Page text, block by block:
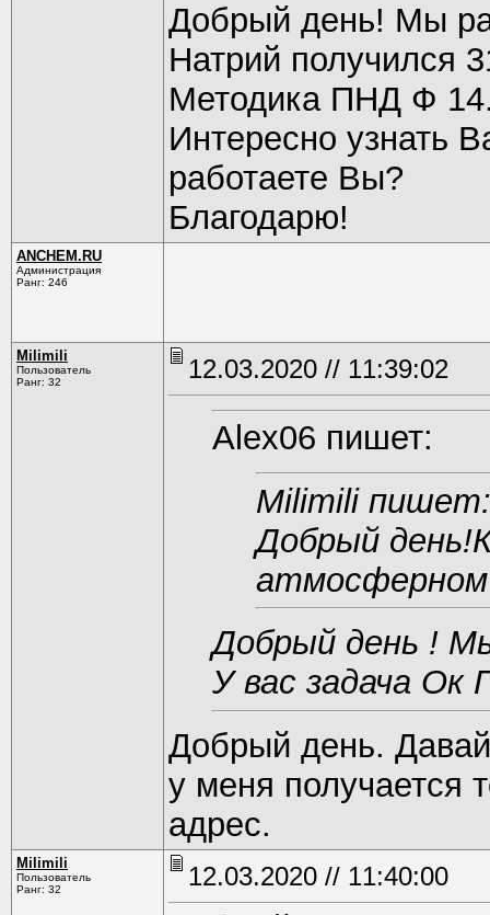
Добрый день! Мы
Натрий получился
Методика ПНД Ф
Интересно узнать
работаете Вы?
Благодарю!
ANCHEM.RU
Администрация
Ранг: 246
Milimili
Пользователь
Ранг: 32
12.03.2020 // 11:39:02
Alex06 пишет:
Milimili пишет:
Добрый
атмосферном
Добрый день !
У вас задача Ок
Добрый день.
у меня получается
адрес.
Milimili
Пользователь
Ранг: 32
12.03.2020 // 11:40:00